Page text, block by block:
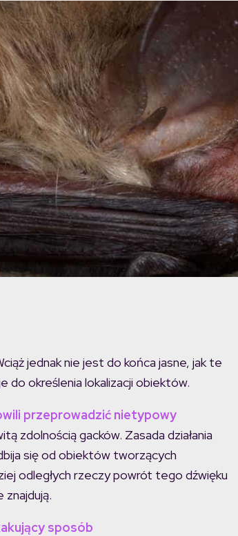
jednak nie jest do końca jasne, jak te
do określenia lokalizacji obiektów.
przeprowadzić nietypowy
zdolnością gacków. Zasada działania
się od obiektów tworzących
odległych rzeczy powrót tego dźwięku
sposób